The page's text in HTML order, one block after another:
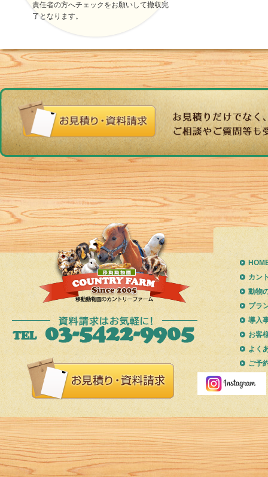
責任者の方へチェックをお願いして撤収完
了となります。
カン
動物
プラ
導入
お客
よく
ご予